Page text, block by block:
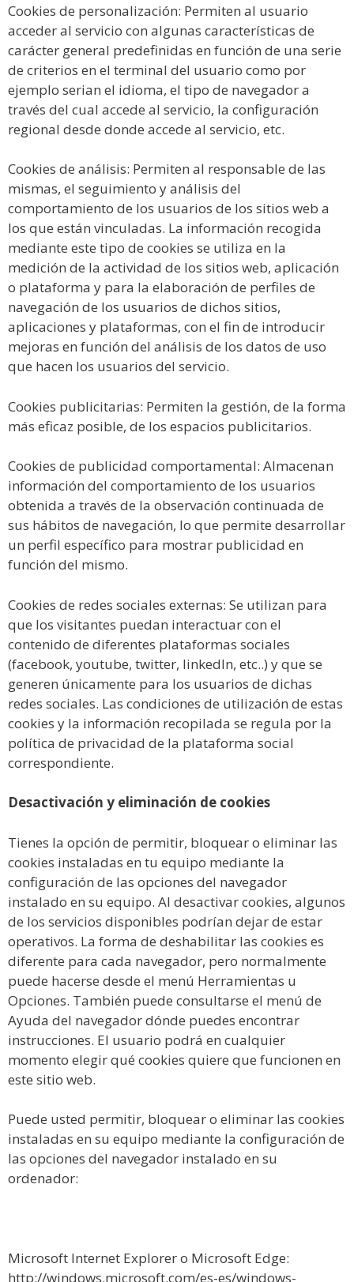
Cookies de personalización: Permiten al usuario
acceder al servicio con algunas características de
carácter general predefinidas en función de una serie
de criterios en el terminal del usuario como por
ejemplo serian el idioma, el tipo de navegador a
través del cual accede al servicio, la configuración
regional desde donde accede al servicio, etc.
Cookies de análisis: Permiten al responsable de las
mismas, el seguimiento y análisis del
comportamiento de los usuarios de los sitios web a
los que están vinculadas. La información recogida
mediante este tipo de cookies se utiliza en la
medición de la actividad de los sitios web, aplicación
o plataforma y para la elaboración de perfiles de
navegación de los usuarios de dichos sitios,
aplicaciones y plataformas, con el fin de introducir
mejoras en función del análisis de los datos de uso
que hacen los usuarios del servicio.
Cookies publicitarias: Permiten la gestión, de la forma
más eficaz posible, de los espacios publicitarios.
Cookies de publicidad comportamental: Almacenan
información del comportamiento de los usuarios
obtenida a través de la observación continuada de
sus hábitos de navegación, lo que permite desarrollar
un perfil específico para mostrar publicidad en
función del mismo.
Cookies de redes sociales externas: Se utilizan para
que los visitantes puedan interactuar con el
contenido de diferentes plataformas sociales
(facebook, youtube, twitter, linkedIn, etc..) y que se
generen únicamente para los usuarios de dichas
redes sociales. Las condiciones de utilización de estas
cookies y la información recopilada se regula por la
política de privacidad de la plataforma social
correspondiente.
Desactivación y eliminación de cookies
Tienes la opción de permitir, bloquear o eliminar las
cookies instaladas en tu equipo mediante la
configuración de las opciones del navegador
instalado en su equipo. Al desactivar cookies, algunos
de los servicios disponibles podrían dejar de estar
operativos. La forma de deshabilitar las cookies es
diferente para cada navegador, pero normalmente
puede hacerse desde el menú Herramientas u
Opciones. También puede consultarse el menú de
Ayuda del navegador dónde puedes encontrar
instrucciones. El usuario podrá en cualquier
momento elegir qué cookies quiere que funcionen en
este sitio web.
Puede usted permitir, bloquear o eliminar las cookies
instaladas en su equipo mediante la configuración de
las opciones del navegador instalado en su
ordenador:
Microsoft Internet Explorer o Microsoft Edge:
http://windows.microsoft.com/es-es/windows-